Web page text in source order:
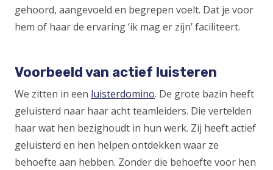
gehoord, aangevoeld en begrepen voelt. Dat je voor
hem of haar de ervaring ‘ik mag er zijn’ faciliteert.
Voorbeeld van actief luisteren
We zitten in een luisterdomino(Opens
in
a
new
window)
. De grote bazin heeft
geluisterd naar haar acht teamleiders. Die vertelden
haar wat hen bezighoudt in hun werk. Zij heeft actief
geluisterd en hen helpen ontdekken waar ze
behoefte aan hebben. Zonder die behoefte voor hen